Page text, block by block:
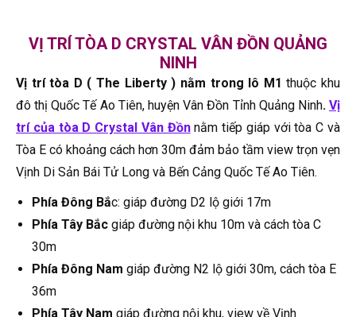
VỊ TRÍ TÒA D CRYSTAL VÂN ĐỒN QUẢNG
NINH
Vị trí tòa D ( The Liberty ) nằm trong lô M1thuộc khu
đô thị Quốc Tế Ao Tiên, huyện Vân Đồn Tỉnh Quảng Ninh.Vị
trí của tòa D Crystal Vân Đồnnằm tiếp giáp với tòa C và
Tòa E có khoảng cách hơn 30m đảm bảo tầm view trọn vẹn
Vịnh Di Sản Bái Tử Long và Bến Cảng Quốc Tế Ao Tiên.
Phía Đông Bắc: giáp đường D2 lộ giới 17m
Phía Tây Bắc giáp đường nội khu 10m và cách tòa C
30m
Phía Đông Nam giáp đường N2 lộ giới 30m, cách tòa E
36m
Phía Tây Nam giáp đường nội khu, view về Vịnh